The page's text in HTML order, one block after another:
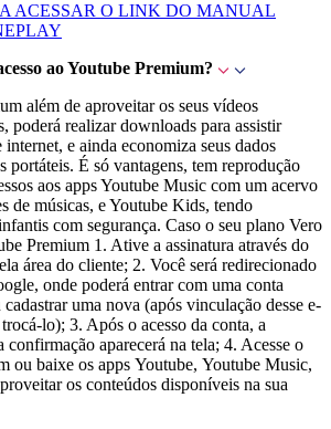
ACESSAR O LINK DO MANUAL
ao Youtube Premium?
além de aproveitar os seus vídeos
poderá realizar downloads para assistir
e ainda economiza seus dados
portáteis. É só vantagens, tem reprodução
aos apps Youtube Music com um acervo
de músicas, e Youtube Kids, tendo
com segurança. Caso o seu plano Vero
Premium 1. Ative a assinatura através do
área do cliente; 2. Você será redirecionado
onde poderá entrar com uma conta
uma nova (após vinculação desse e-
lo); 3. Após o acesso da conta, a
confirmação aparecerá na tela; 4. Acesse o
ou baixe os apps Youtube, Youtube Music,
os conteúdos disponíveis na sua